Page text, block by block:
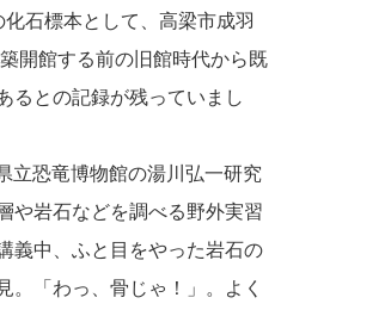
石標本として、高梁市成羽
開館する前の旧館時代から既
るとの記録が残っていまし
立恐竜博物館の湯川弘一研究
や岩石などを調べる野外実習
義中、ふと目をやった岩石の
「わっ、骨じゃ！」。よく